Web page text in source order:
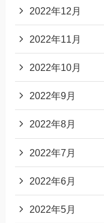
2022年12月
2022年11月
2022年10月
2022年9月
2022年8月
2022年7月
2022年6月
2022年5月